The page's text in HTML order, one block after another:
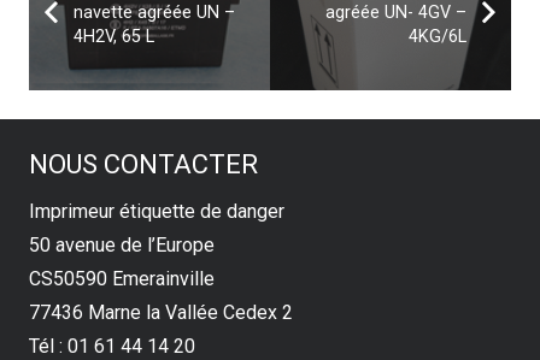
navette agréée UN –
4H2V, 65 L
agréée UN- 4GV –
4KG/6L
NOUS CONTACTER
Imprimeur étiquette de danger
50 avenue de l’Europe
CS50590 Emerainville
77436 Marne la Vallée Cedex 2
Tél : 01 61 44 14 20